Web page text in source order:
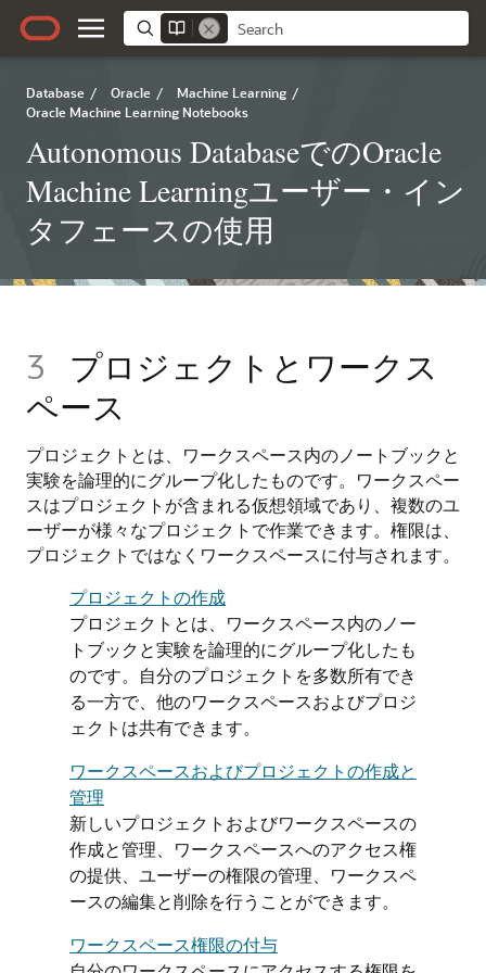
Database / Oracle / Machine Learning /
Oracle Machine Learning Notebooks
Autonomous DatabaseでのOracle
Machine Learningユーザー・イン
タフェースの使用
3
プロジェクトとワークス
ペース
プロジェクトとは、ワークスペース内のノートブックと
実験を論理的にグループ化したものです。ワークスペー
スはプロジェクトが含まれる仮想領域であり、複数のユ
ーザーが様々なプロジェクトで作業できます。権限は、
プロジェクトではなくワークスペースに付与されます。
プロジェクトの作成
プロジェクトとは、ワークスペース内のノー
トブックと実験を論理的にグループ化したも
のです。自分のプロジェクトを多数所有でき
る一方で、他のワークスペースおよびプロジ
ェクトは共有できます。
ワークスペースおよびプロジェクトの作成と
管理
新しいプロジェクトおよびワークスペースの
作成と管理、ワークスペースへのアクセス権
の提供、ユーザーの権限の管理、ワークスペ
ースの編集と削除を行うことができます。
ワークスペース権限の付与